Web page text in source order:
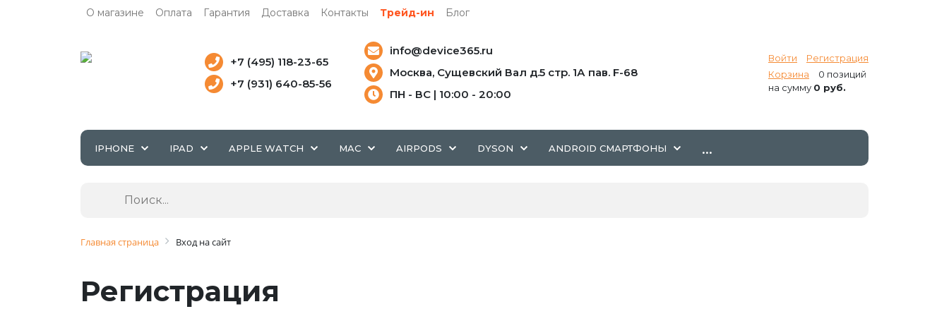
О магазине Оплата Гарантия Доставка Контакты Трейд-ин Блог
Войти
Регистрация
Корзина
0 позиций
на сумму 0 руб.
+7 (495) 118-23-65
+7 (931) 640-85-56
info@device365.ru
Москва, Сущевский Вал д.5 стр. 1А пав. F-68
ПН - ВС | 10:00 - 20:00
IPHONE IPAD APPLE WATCH MAC AIRPODS DYSON ANDROID СМАРТФОНЫ ...
Главная страница Вход на сайт
Регистрация